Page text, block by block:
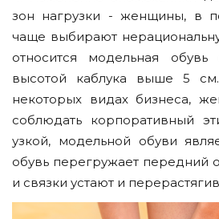
зон нагрузки - женщины, в
чаще выбирают
относится модельная
высотой каблука выше 5
некоторых видах бизнеса,
соблюдать корпоративный
узкой, модельной обуви
обувь перегружает передний
и связки устают и